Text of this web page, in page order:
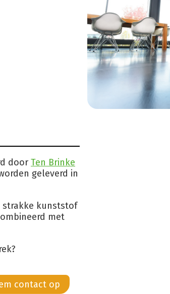
door Ten Brinke
geleverd in
strakke kunststof
met
contact op